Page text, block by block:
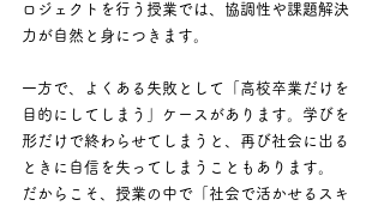
ロジェクトを行う授業では、協調性や課題解決
力が自然と身につきます。
一方で、よくある失敗として「高校卒業だけを
目的にしてしまう」ケースがあります。学びを
形だけで終わらせてしまうと、再び社会に出る
ときに自信を失ってしまうこともあります。
だからこそ、授業の中で「社会で活かせるスキ